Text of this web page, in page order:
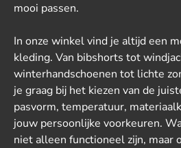
mooi passen.
In onze winkel vind je altijd een
kleding. Van bibshorts tot
winterhandschoenen tot lichte
je graag bij het kiezen van de
pasvorm, temperatuur,
jouw persoonlijke voorkeuren.
niet alleen functioneel zijn, maar